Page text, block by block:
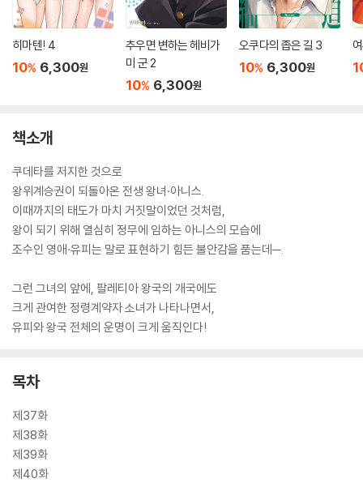
히마텐! 4
10% 6,300원
추우면 변하는 헤비가
미 군 2
10% 6,300원
오쿠다의 좁은 길 3
10% 6,300원
책소개
쿠데타를 저지한 것으로
왕위계승권이 되돌아온 전생 왕녀·아니스.
이때까지의 태도가 마치 거짓말이었던 것처럼,
왕이 되기 위해 열심히 정무에 임하는 아니스의 모습에
조수인 영애·유피는 말로 표현하기 힘든 불안감을 품는데─.
그런 그녀의 앞에, 팔레티아 왕국의 개국에도
크게 관여한 정령계약자 소녀가 나타나면서,
유피와 왕국 전체의 운명이 크게 움직인다!
목차
제37화
제38화
제39화
제40화